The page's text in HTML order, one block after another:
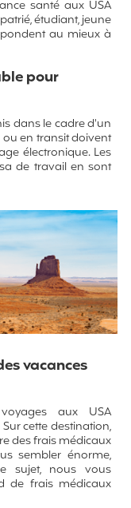
santé aux USA
étudiant, jeune
au mieux à
pour
dans le cadre d'un
en transit doivent
électronique. Les
de travail en sont
vacances
aux USA
cette destination,
des frais médicaux
sembler énorme,
sujet, nous vous
de frais médicaux